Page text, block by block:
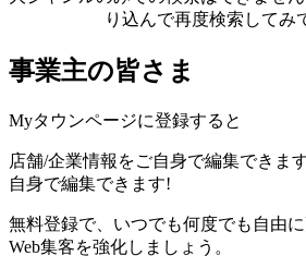
り込んで再度検索してみ
事業主の皆さま
Myタウンページに登録すると
店舗/企業情報をご自身で編集できま
自身で編集できます!
無料登録で、いつでも何度でも自由に
Web集客を強化しましょう。